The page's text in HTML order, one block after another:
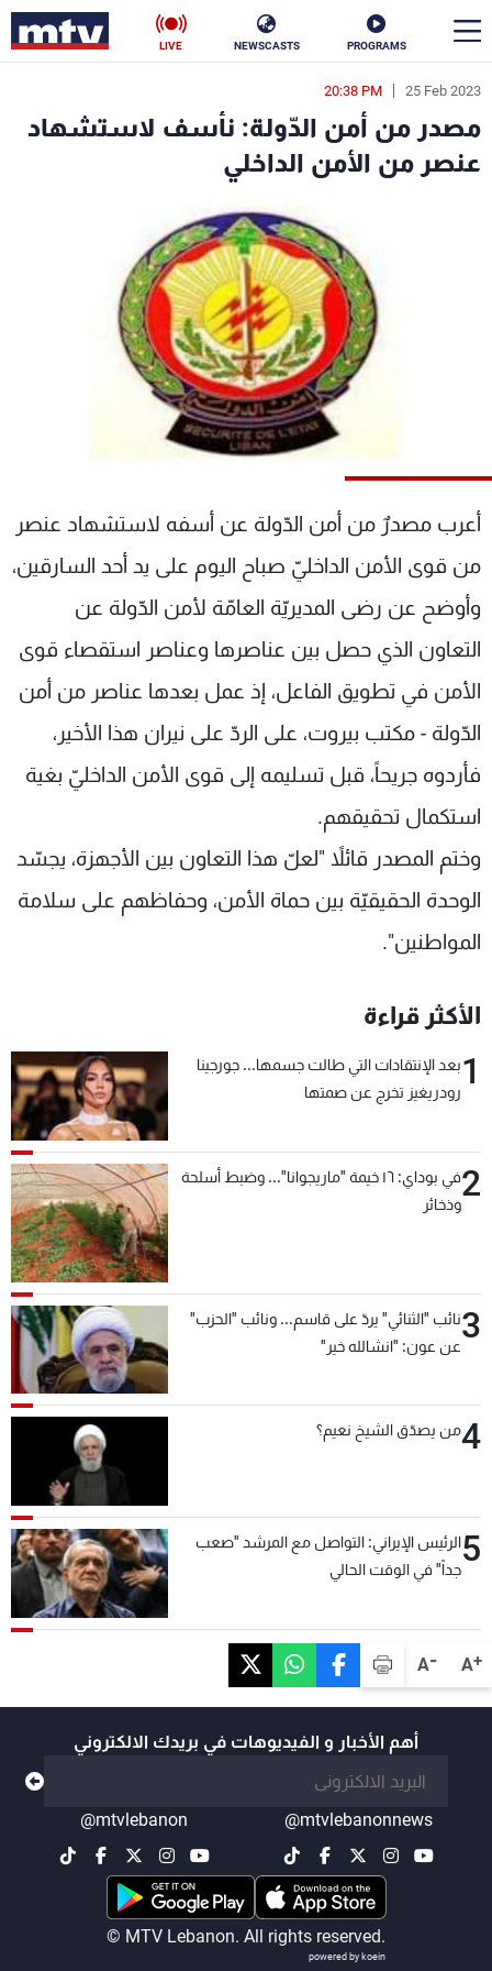
PROGRAMS
NEWSCASTS
LIVE
A+
A-
25 Feb 2023
20:38 PM
مصدر من أمن الدّولة: نأسف لاستشهاد
عنصر من الأمن الداخلي
أعرب مصدرٌ من أمن الدّولة عن أسفه لاستشهاد عنصر
من قوى الأمن الداخليّ صباح اليوم على يد أحد السارقين،
وأوضح عن رضى المديريّة العامّة لأمن الدّولة عن
التعاون الذي حصل بين عناصرها وعناصر استقصاء قوى
الأمن في تطويق الفاعل، إذ عمل بعدها عناصر من أمن
الدّولة - مكتب بيروت، على الردّ على نيران هذا الأخير،
فأردوه جريحاً، قبل تسليمه إلى قوى الأمن الداخليّ بغية
استكمال تحقيقهم.
وختم المصدر قائلاً "لعلّ هذا التعاون بين الأجهزة، يجسّد
الوحدة الحقيقيّة بين حماة الأمن، وحفاظهم على سلامة
المواطنين".
الأكثر قراءة
1بعد الإنتقادات التي طالت جسمها... جورجينا
رودريغيز تخرج عن صمتها
2
في بوداي: ١٦ خيمة "ماريجوانا"... وضبط أسلحة
وذخائر
3نائب "الثنائي" يردّ على قاسم... ونائب "الحزب"
عن عون: "انشالله خير"
4من يصدّق الشيخ نعيم؟
5الرئيس الإيراني: التواصل مع المرشد "صعب
جداً" في الوقت الحالي
أهم الأخبار و الفيديوهات في بريدك الالكتروني
@mtvlebanonnews
@mtvlebanon
© MTV Lebanon. All rights reserved.
powered by koein
en
الأخبار
فن
رياضة
جدول البرامج
شاهد البرامج
عن MTV
الإنـتـاج
لاعلاناتكم
وظائف
تواصل معنا
شروط الإسـتخدام
سياسة الخصوصية